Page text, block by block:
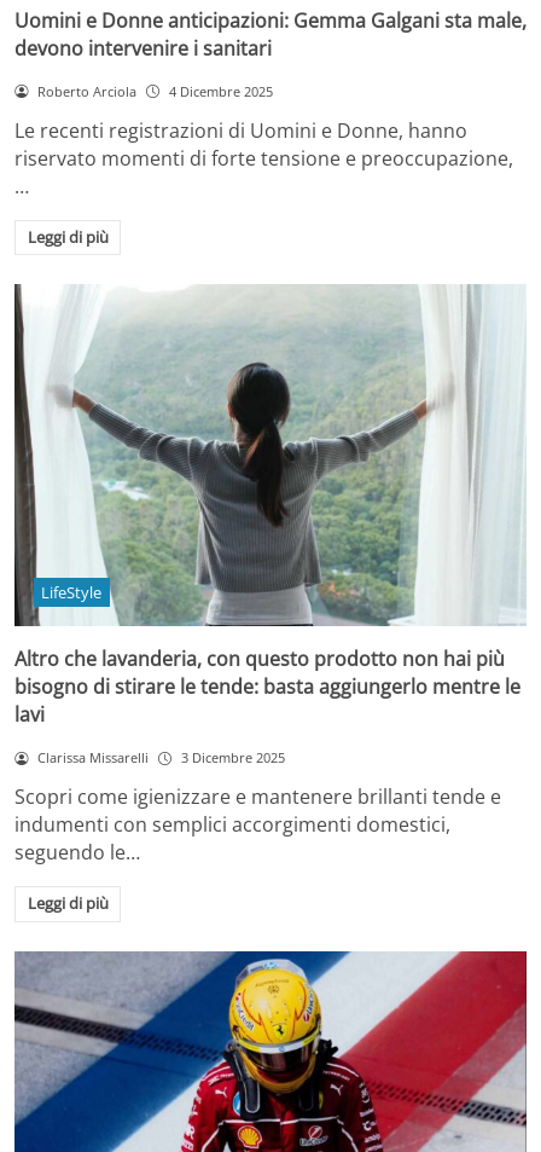
Uomini e Donne anticipazioni: Gemma Galgani sta male,
devono intervenire i sanitari
Roberto Arciola 4 Dicembre 2025
Le recenti registrazioni di Uomini e Donne, hanno
riservato momenti di forte tensione e preoccupazione,
…
Leggi di più
LifeStyle
Altro che lavanderia, con questo prodotto non hai più
bisogno di stirare le tende: basta aggiungerlo mentre le
lavi
Clarissa Missarelli 3 Dicembre 2025
Scopri come igienizzare e mantenere brillanti tende e
indumenti con semplici accorgimenti domestici,
seguendo le…
Leggi di più